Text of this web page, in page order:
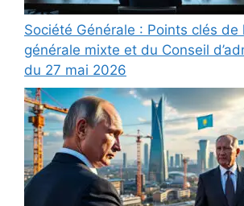
Société Générale : Points clés de
générale mixte et du Conseil
du 27 mai 2026